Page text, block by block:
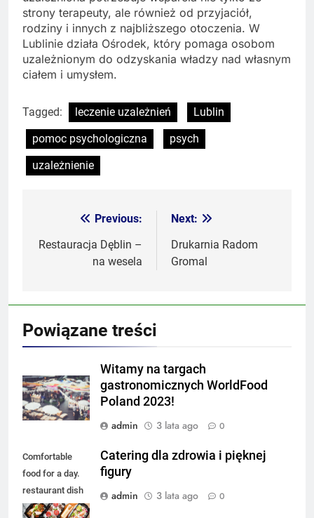
strony terapeuty, ale również od przyjaciół,
rodziny i innych z najbliższego otoczenia. W
Lublinie działa Ośrodek, który pomaga osobom
uzależnionym do odzyskania władzy nad własnym
ciałem i umysłem.
Tagged: leczenie uzależnień
Lublin
pomoc psychologiczna
psych
uzależnienie
Nawigacja
wpisu
Previous:
Restauracja Dęblin –
na wesela
Next:
Drukarnia Radom
Gromal
Powiązane treści
Witamy na targach
gastronomicznych WorldFood
Poland 2023!
admin
3 lata ago 0
Comfortable
food for a day.
restaurant dish
delivery. Top
Catering dla zdrowia i pięknej
figury
admin
3 lata ago 0